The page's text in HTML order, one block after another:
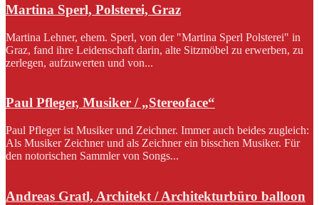
Martina Sperl, Polsterei, Graz
Martina Lehner, ehem. Sperl, von der "Martina Sperl Polsterei" in
Graz, fand ihre Leidenschaft darin, alte Sitzmöbel zu erwerben, zu
zerlegen, aufzuwerten und von...
Paul Pfleger, Musiker / „Stereoface“
Paul Pfleger ist Musiker und Zeichner. Immer auch beides zugleich:
Als Musiker Zeichner und als Zeichner ein bisschen Musiker. Für
den notorischen Sammler von Songs...
Andreas Gratl, Architekt / Architekturbüro balloon